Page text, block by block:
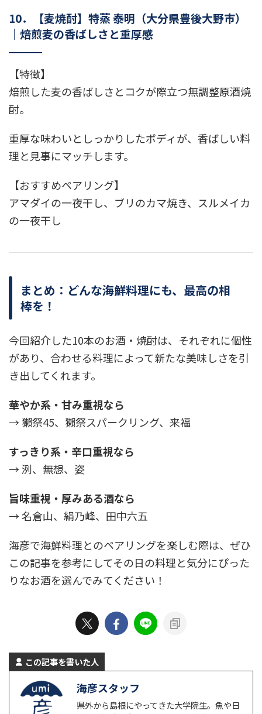
10．【麦焼酎】特蒸 泰明（大分県豊後大野市）
｜焙煎麦の香ばしさと重厚感
【特徴】
焙煎した麦の香ばしさとコクが際立つ無調整原酒焼
酎。
重厚な味わいとしっかりしたボディが、香ばしい料
理と見事にマッチします。
【おすすめペアリング】
アマダイの一夜干し、ブリのカマ焼き、スルメイカ
の一夜干し
まとめ：どんな海鮮料理にも、最高の相
棒を！
今回紹介した10本のお酒・焼酎は、それぞれに個性
があり、合わせる料理によって新たな美味しさを引
き出してくれます。
華やか系・甘み重視なら
→ 獺祭45、獺祭スパークリング、来福
すっきり系・辛口重視なら
→ 洌、無想、姿
旨味重視・厚みある酒なら
→ 名倉山、絹乃峰、田中六五
海彦で海鮮料理とのペアリングを楽しむ際は、ぜひ
この記事を参考にしてその日の料理と気分にぴった
りなお酒を選んでみてください！
この記事を書いた人
海彦スタッフ
県外から島根にやってきた大学院生。魚や日